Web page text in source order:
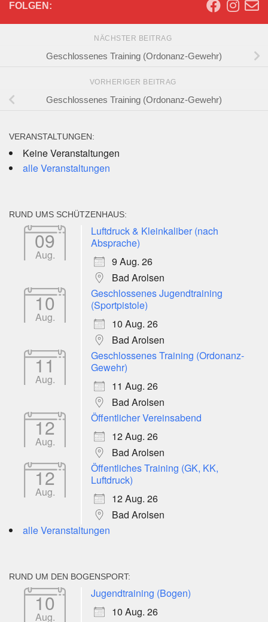
FOLGEN:
NÄCHSTER BEITRAG
Geschlossenes Training (Ordonanz-Gewehr)
VORHERIGER BEITRAG
Geschlossenes Training (Ordonanz-Gewehr)
VERANSTALTUNGEN:
Keine Veranstaltungen
alle Veranstaltungen
RUND UMS SCHÜTZENHAUS:
09
Aug.
Luftdruck & Kleinkaliber (nach
Absprache)
9 Aug. 26
Bad Arolsen
10
Aug.
Geschlossenes Jugendtraining
(Sportpistole)
10 Aug. 26
Bad Arolsen
11
Aug.
Geschlossenes Training (Ordonanz-
Gewehr)
11 Aug. 26
Bad Arolsen
12
Aug.
Öffentlicher Vereinsabend
12 Aug. 26
Bad Arolsen
12
Aug.
Öffentliches Training (GK, KK,
Luftdruck)
12 Aug. 26
Bad Arolsen
alle Veranstaltungen
RUND UM DEN BOGENSPORT:
10
Aug.
Jugendtraining (Bogen)
10 Aug. 26